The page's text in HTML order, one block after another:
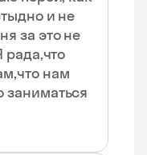
и не
за это не
рада,что
нам
заниматься